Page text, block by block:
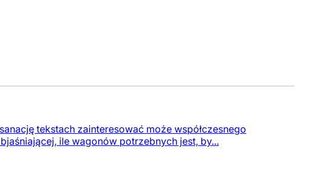
tekstach zainteresować może współczesnego
ile wagonów potrzebnych jest, by...